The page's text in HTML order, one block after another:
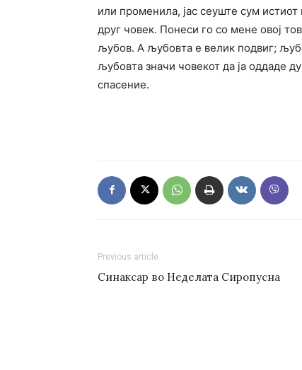
или променила, јас сеуште сум
друг човек. Понеси го со мене овој
љубов. А љубовта е велик подвиг;
љубовта значи човекот да ја оддаде
спасение.
Previous article
Синаксар во Неделата Сиропусна